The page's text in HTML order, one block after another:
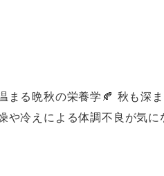
まる晩秋の栄養学🍂 秋も深
や冷えによる体調不良が気